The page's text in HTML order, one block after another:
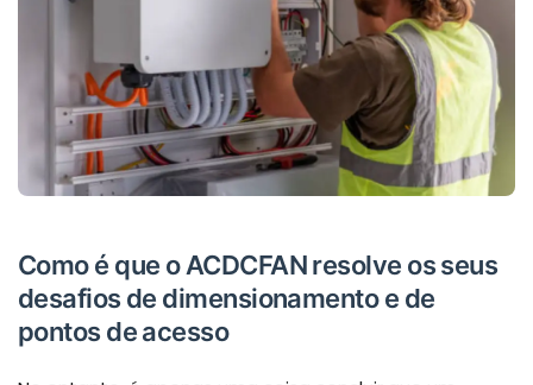
Como é que o ACDCFAN resolve os seus
desafios de dimensionamento e de
pontos de acesso